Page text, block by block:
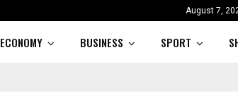
August 7,
ECONOMY BUSINESS SPORT